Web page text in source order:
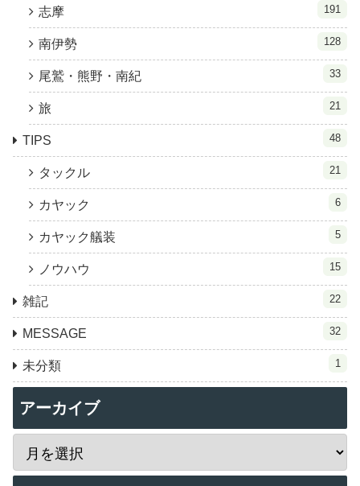
志摩 191
南伊勢 128
尾鷲・熊野・南紀 33
旅 21
TIPS 48
タックル 21
カヤック 6
カヤック艤装 5
ノウハウ 15
雑記 22
MESSAGE 32
未分類 1
アーカイブ